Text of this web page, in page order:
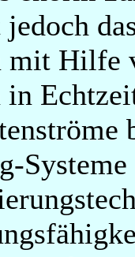
mit Hilfe
in